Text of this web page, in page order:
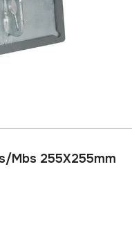
Mbs 255X255mm